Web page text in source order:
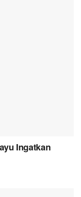
Ingatkan